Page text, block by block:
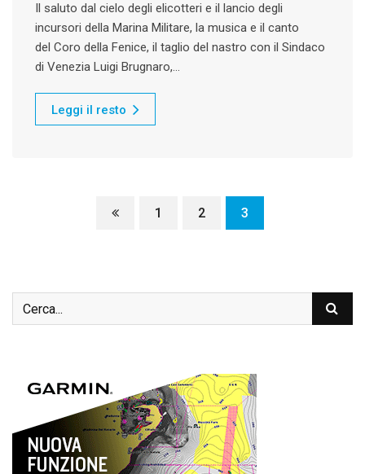
Il saluto dal cielo degli elicotteri e il lancio degli
incursori della Marina Militare, la musica e il canto
del Coro della Fenice, il taglio del nastro con il Sindaco
di Venezia Luigi Brugnaro,…
Leggi il resto
1 2 3